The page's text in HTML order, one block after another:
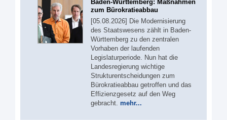
Baden-Württemberg: Maßnahmen
zum Bürokratieabbau
[05.08.2026] Die Modernisierung
des Staatswesens zählt in Baden-
Württemberg zu den zentralen
Vorhaben der laufenden
Legislaturperiode. Nun hat die
Landesregierung wichtige
Strukturentscheidungen zum
Bürokratieabbau getroffen und das
Effizienzgesetz auf den Weg
gebracht. mehr...